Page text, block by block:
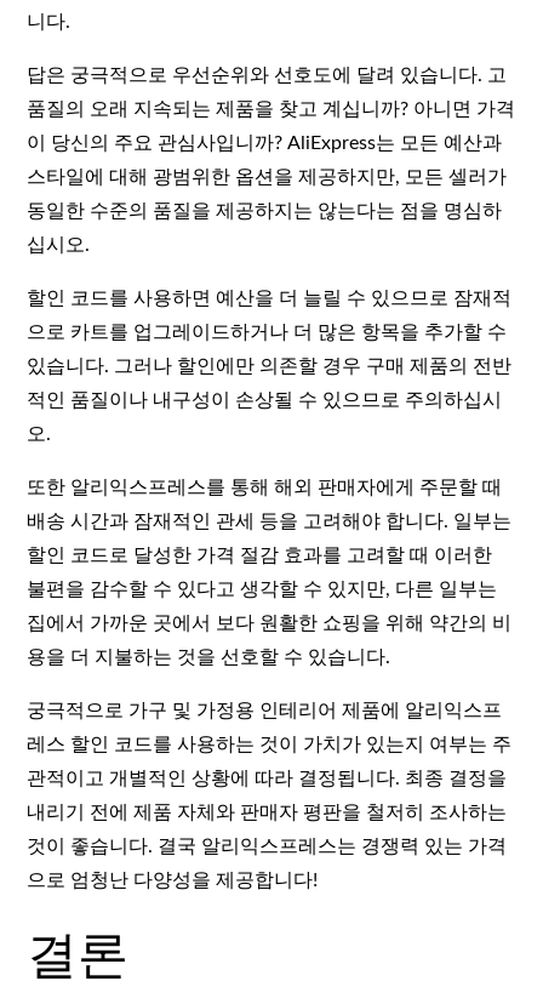
니다.
답은 궁극적으로 우선순위와 선호도에 달려 있습니다. 고
품질의 오래 지속되는 제품을 찾고 계십니까? 아니면 가격
이 당신의 주요 관심사입니까? AliExpress는 모든 예산과
스타일에 대해 광범위한 옵션을 제공하지만, 모든 셀러가
동일한 수준의 품질을 제공하지는 않는다는 점을 명심하
십시오.
할인 코드를 사용하면 예산을 더 늘릴 수 있으므로 잠재적
으로 카트를 업그레이드하거나 더 많은 항목을 추가할 수
있습니다. 그러나 할인에만 의존할 경우 구매 제품의 전반
적인 품질이나 내구성이 손상될 수 있으므로 주의하십시
오.
또한 알리익스프레스를 통해 해외 판매자에게 주문할 때
배송 시간과 잠재적인 관세 등을 고려해야 합니다. 일부는
할인 코드로 달성한 가격 절감 효과를 고려할 때 이러한
불편을 감수할 수 있다고 생각할 수 있지만, 다른 일부는
집에서 가까운 곳에서 보다 원활한 쇼핑을 위해 약간의 비
용을 더 지불하는 것을 선호할 수 있습니다.
궁극적으로 가구 및 가정용 인테리어 제품에 알리익스프
레스 할인 코드를 사용하는 것이 가치가 있는지 여부는 주
관적이고 개별적인 상황에 따라 결정됩니다. 최종 결정을
내리기 전에 제품 자체와 판매자 평판을 철저히 조사하는
것이 좋습니다. 결국 알리익스프레스는 경쟁력 있는 가격
으로 엄청난 다양성을 제공합니다!
결론